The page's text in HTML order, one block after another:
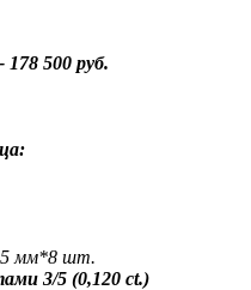
500 руб.
мм*8 шт.
3/5 (0,120 ct.)